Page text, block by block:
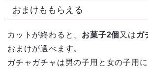
おまけももらえる
カットが終わると、 お菓子2個 又は ガ
おまけが選べます。
ガチャガチャは男の子用と女の子用